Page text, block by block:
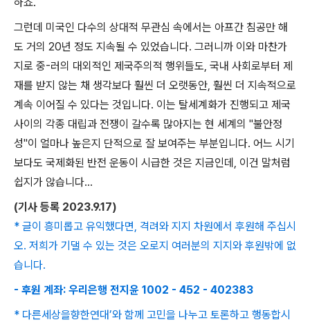
그런데 미국인 다수의 상대적 무관심 속에서는 아프간 침공만 해
도 거의 20년 정도 지속될 수 있었습니다. 그러니까 이와 마찬가
지로 중-러의 대외적인 제국주의적 행위들도, 국내 사회로부터 제
재를 받지 않는 채 생각보다 훨씬 더 오랫동안, 훨씬 더 지속적으로
계속 이어질 수 있다는 것입니다. 이는 탈세계화가 진행되고 제국
사이의 각종 대립과 전쟁이 갈수록 많아지는 현 세계의 "불안정
성"이 얼마나 높은지 단적으로 잘 보여주는 부분입니다. 어느 시기
보다도 국제화된 반전 운동이 시급한 것은 지금인데 , 이건 말처럼
쉽지가 않습니다...
(기사 등록 2023.9.17)
* 글이 흥미롭고 유익했다면, 격려와 지지 차원에서 후원해 주십시
오. 저희가 기댈 수 있는 것은 오로지 여러분의 지지와 후원밖에 없
습니다.
- 후원 계좌: 우리은행 전지윤 1002 - 452 - 402383
* 다른세상을향한연대’와 함께 고민을 나누고 토론하고 행동합시